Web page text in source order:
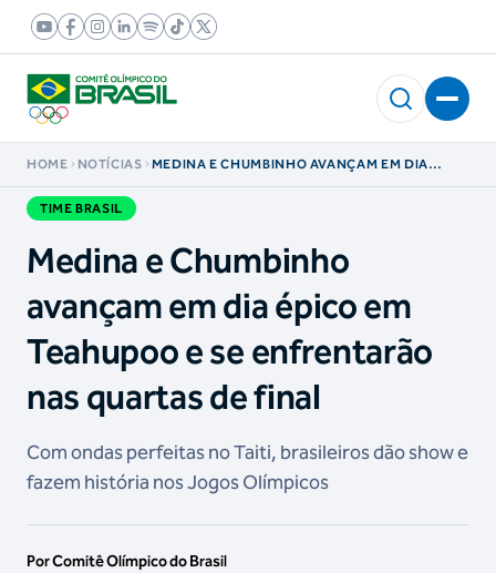
HOME NOTÍCIAS
MEDINA E CHUMBINHO AVANÇAM EM DIA
TIME BRASIL
Medina e Chumbinho
avançam em dia épico em
Teahupoo e se enfrentarão
nas quartas de final
Com ondas perfeitas no Taiti, brasileiros dão show e
fazem história nos Jogos Olímpicos
Por Comitê Olímpico do Brasil